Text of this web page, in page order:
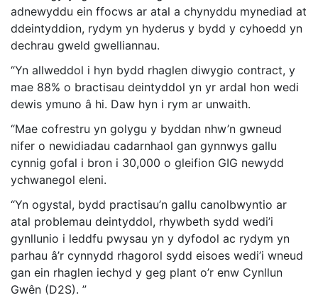
adnewyddu ein ffocws ar atal a chynyddu mynediad at
ddeintyddion, rydym yn hyderus y bydd y cyhoedd yn
dechrau gweld gwelliannau.
“Yn allweddol i hyn bydd rhaglen diwygio contract, y
mae 88% o bractisau deintyddol yn yr ardal hon wedi
dewis ymuno â hi. Daw hyn i rym ar unwaith.
“Mae cofrestru yn golygu y byddan nhw’n gwneud
nifer o newidiadau cadarnhaol gan gynnwys gallu
cynnig gofal i bron i 30,000 o gleifion GIG newydd
ychwanegol eleni.
“Yn ogystal, bydd practisau’n gallu canolbwyntio ar
atal problemau deintyddol, rhywbeth sydd wedi’i
gynllunio i leddfu pwysau yn y dyfodol ac rydym yn
parhau â’r cynnydd rhagorol sydd eisoes wedi’i wneud
gan ein rhaglen iechyd y geg plant o’r enw Cynllun
Gwên (D2S). ”